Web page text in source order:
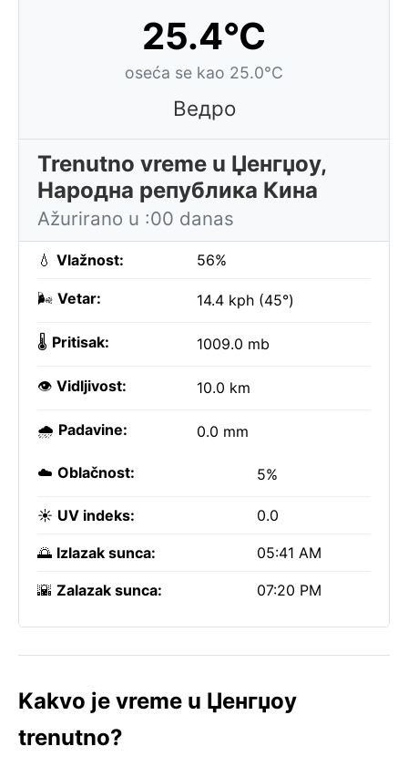
25.4°C
oseća se kao 25.0°C
Ведро
Trenutno vreme u Џенгџоу,
Народна република Кина
Ažurirano u :00 danas
💧 Vlažnost: 56%
🌬️ Vetar: 14.4 kph (45°)
🌡️ Pritisak: 1009.0 mb
👁️ Vidljivost: 10.0 km
🌧️ Padavine: 0.0 mm
☁️ Oblačnost: 5%
☀️ UV indeks: 0.0
🌅 Izlazak sunca: 05:41 AM
🌇 Zalazak sunca: 07:20 PM
Kakvo je vreme u Џенгџоу
trenutno?